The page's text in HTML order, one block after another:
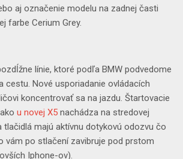
aj označenie modelu na zadnej časti
farbe Cerium Grey.
línie, ktoré podľa BMW podvedome
cestu. Nové usporiadanie ovládacích
koncentrovať sa na jazdu. Štartovacie
u novej X5 nachádza na stredovej
tlačidlá majú aktívnu dotykovú odozvu čo
vám po stlačení zavibruje pod prstom
Iphone-ov).